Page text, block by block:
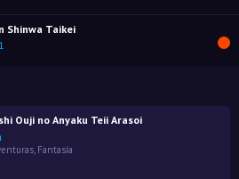
Shinwa Taikei
Ouji no Anyaku Teii Arasoi
, Fantasía